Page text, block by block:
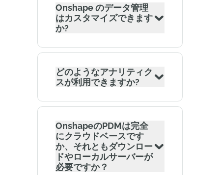
Onshape のデータ管理
はカスタマイズできます
か?
どのようなアナリティク
スが利用できますか?
OnshapeのPDMは完全
にクラウドベースです
か、それともダウンロー
ドやローカルサーバーが
必要ですか？